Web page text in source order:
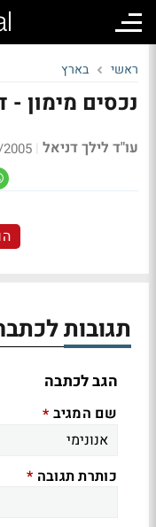
ראשי בארץ
נכסים מימון - דוח
עו"ד לילך דניאל |
08:15
תגובות
הגב לכתבה
שם המגיב *
כותרת תגובה *